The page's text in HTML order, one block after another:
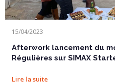
15/04/2023
Afterwork lancement du
Régulières sur SIMAX
Lire la suite